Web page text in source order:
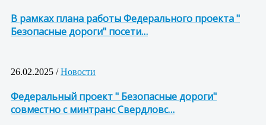
В рамках плана работы Федерального проекта "
Безопасные дороги" посети…
26.02.2025 /Новости
Федеральный проект " Безопасные дороги"
совместно с минтранс Свердловс…